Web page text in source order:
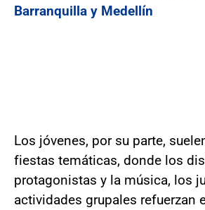
Barranquilla y Medellín
Los jóvenes, por su parte,
fiestas temáticas, donde los
protagonistas y la música, los
actividades grupales refuerzan